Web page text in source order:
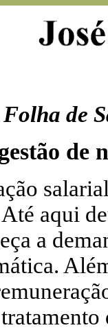
de
de
aqui
a